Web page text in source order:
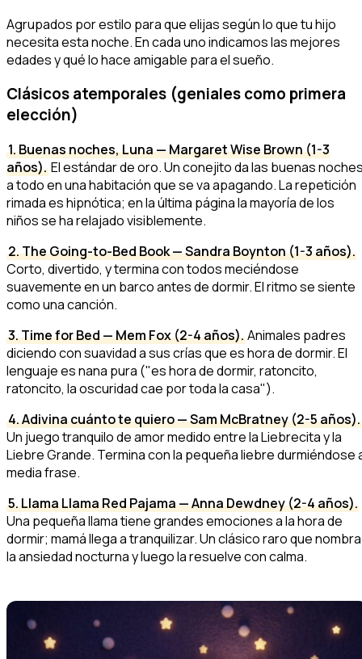
Agrupados por estilo para que elijas según lo que tu hijo
necesita esta noche. En cada uno indicamos las mejores
edades y qué lo hace amigable para el sueño.
Clásicos atemporales (geniales como primera
elección)
1. Buenas noches, Luna — Margaret Wise Brown (1-3
años).El estándar de oro. Un conejito da las buenas
a todo en una habitación que se va apagando. La repetición
rimada es hipnótica; en la última página la mayoría de los
niños se ha relajado visiblemente.
2. The Going-to-Bed Book — Sandra Boynton (1-3 años).
Corto, divertido, y termina con todos meciéndose
suavemente en un barco antes de dormir. El ritmo se siente
como una canción.
3. Time for Bed — Mem Fox (2-4 años). Animales padres
diciendo con suavidad a sus crías que es hora de dormir. El
lenguaje es nana pura ("es hora de dormir, ratoncito,
ratoncito, la oscuridad cae por toda la casa").
4. Adivina cuánto te quiero — Sam McBratney (2-5 años).
Un juego tranquilo de amor medido entre la Liebrecita y la
Liebre Grande. Termina con la pequeña liebre durmiéndose
media frase.
5. Llama Llama Red Pajama — Anna Dewdney (2-4 años).
Una pequeña llama tiene grandes emociones a la hora de
dormir; mamá llega a tranquilizar. Un clásico raro quenombra
la ansiedad nocturna y luego la resuelve con calma.